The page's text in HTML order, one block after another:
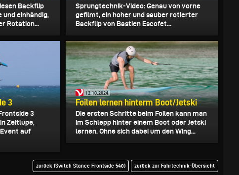
Backflip
einhändig,
Rotation...
Sprungtechnik-Video: Genau von vorne
gefilmt, ein hoher und sauber rotierter
Backflip von Bastien Escofet...
3
3
Zeitlupe,
auf
12.10.2024
Foilen lernen hinterm Boot/Jetski
Die ersten Schritte beim Foilen kann man
im Schlepp hinter einem Boot oder Jetski
lernen. Ohne sich dabei um den Wing...
zurück (Switch Stance Frontside 540) zurück zur Fahrtechnik-Übersicht